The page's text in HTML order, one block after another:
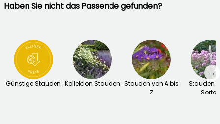
Haben Sie nicht das Passende gefunden?
Günstige Stauden Kollektion Stauden Stauden von A bis
Z
Stauden
Sorten
→